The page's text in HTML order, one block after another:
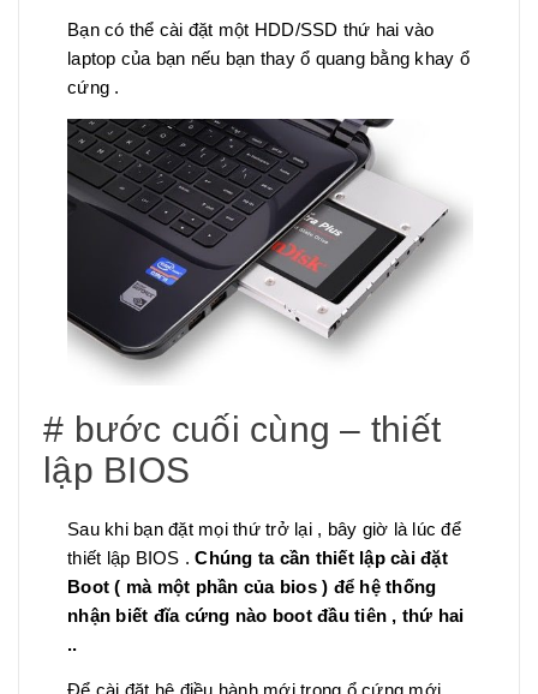
Bạn có thể cài đặt một HDD/SSD thứ hai vào
laptop của bạn nếu bạn thay ổ quang bằng khay ổ
cứng .
# bước cuối cùng – thiết
lập BIOS
Sau khi bạn đặt mọi thứ trở lại , bây giờ là lúc để
thiết lập BIOS .Chúng ta cần thiết lập cài đặt
Boot ( mà một phần của bios ) để hệ thống
nhận biết đĩa cứng nào boot đầu tiên , thứ hai
..